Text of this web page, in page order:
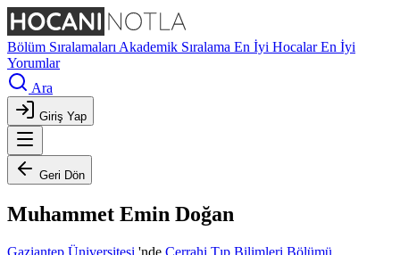
Bölüm Sıralamaları Akademik Sıralama En İyi HocalarEn İyi
Yorumlar
Ara
Giriş Yap
Geri Dön
Muhammet Emin Doğan
Gaziantep Üniversitesi 'nde Cerrahi Tıp Bilimleri Bölümü